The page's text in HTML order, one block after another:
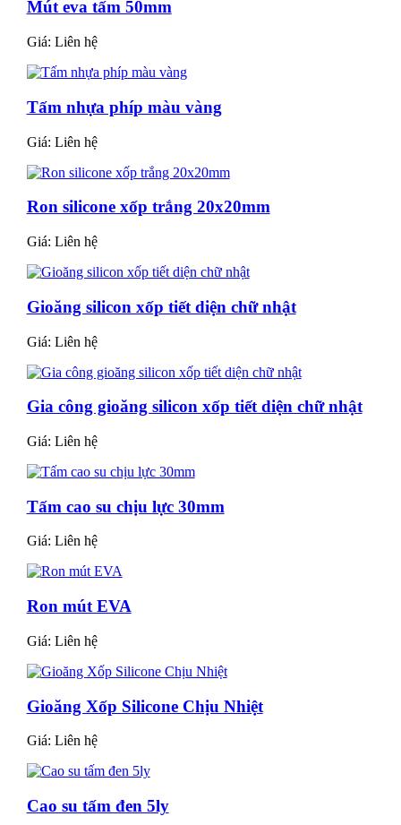
Mút eva tấm 50mm
Giá: Liên hệ
Tấm nhựa phíp màu vàng
Giá: Liên hệ
Ron silicone xốp trắng 20x20mm
Giá: Liên hệ
Gioăng silicon xốp tiết diện chữ nhật
Giá: Liên hệ
Gia công gioăng silicon xốp tiết diện chữ nhật
Giá: Liên hệ
Tấm cao su chịu lực 30mm
Giá: Liên hệ
Ron mút EVA
Giá: Liên hệ
Gioăng Xốp Silicone Chịu Nhiệt
Giá: Liên hệ
Cao su tấm đen 5ly